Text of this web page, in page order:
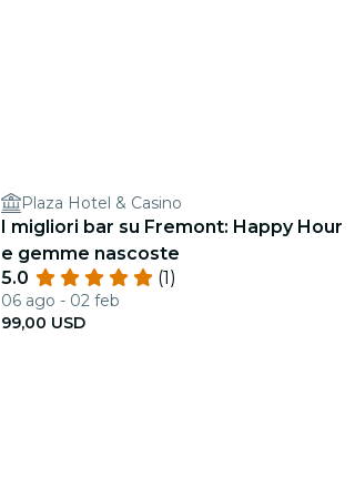
Plaza Hotel & Casino
I migliori bar su Fremont: Happy Hour
e gemme nascoste
5.0
(1)
06 ago - 02 feb
99,00 USD